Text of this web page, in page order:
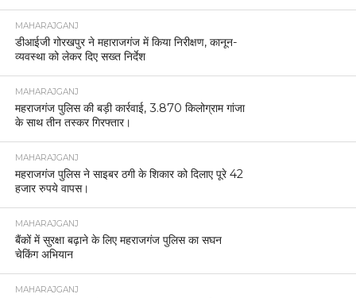
MAHARAJGANJ
डीआईजी गोरखपुर ने महाराजगंज में किया निरीक्षण, कानून-
व्यवस्था को लेकर दिए सख्त निर्देश
MAHARAJGANJ
महराजगंज पुलिस की बड़ी कार्रवाई, 3.870 किलोग्राम गांजा
के साथ तीन तस्कर गिरफ्तार।
MAHARAJGANJ
महराजगंज पुलिस ने साइबर ठगी के शिकार को दिलाए पूरे 42
हजार रुपये वापस।
MAHARAJGANJ
बैंकों में सुरक्षा बढ़ाने के लिए महराजगंज पुलिस का सघन
चेकिंग अभियान
MAHARAJGANJ